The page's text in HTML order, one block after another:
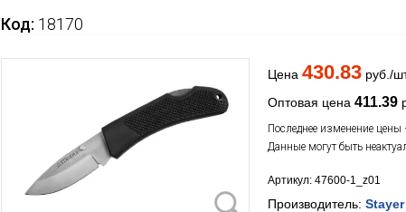
Код: 18170
Цена 430.83руб./
Оптовая цена 411.39
Последнее изменение
Данные могут быть
Артикул: 47600-1_z01
Производитель: Stayer